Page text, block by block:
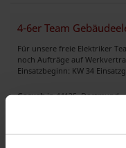
4-6er Team
Für unsere freie Elektriker
noch Aufträge auf
Einsatzbeginn: KW 34
Gesuchin 44135, Dortmund